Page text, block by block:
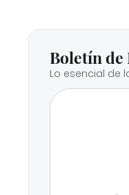
Boletín
Lo esencial de